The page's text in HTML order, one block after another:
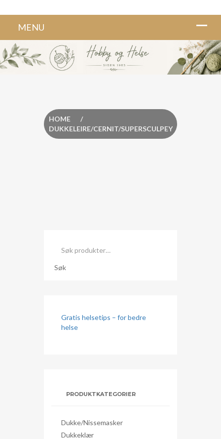
HOME
/
DUKKELEIRE/CERNIT/SUPERSCULPEY
etter:
Søk
Gratis helsetips – for bedre
helse
PRODUKTKATEGORIER
Dukke/nissemasker
Dukkeklær